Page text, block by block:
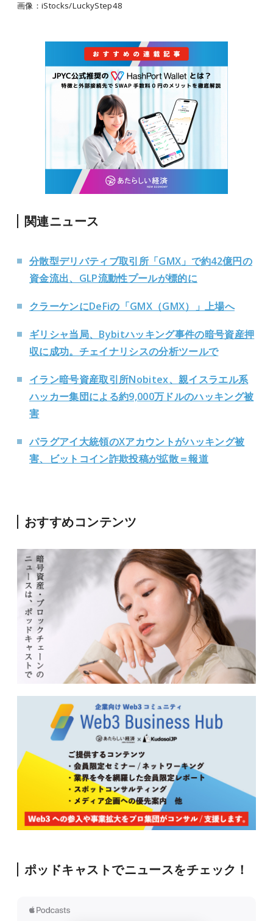
画像：iStocks/LuckyStep48
関連ニュース
分散型デリバティブ取引所「GMX」で約42億円の
資金流出、GLP流動性プールが標的に
クラーケンにDeFiの「GMX（GMX）」上場へ
ギリシャ当局、Bybitハッキング事件の暗号資産押
収に成功。チェイナリシスの分析ツールで
イラン暗号資産取引所Nobitex、親イスラエル系
ハッカー集団による約9,000万ドルのハッキング被
害
パラグアイ大統領のXアカウントがハッキング被
害、ビットコイン詐欺投稿が拡散＝報道
おすすめコンテンツ
ポッドキャストでニュースをチェック！